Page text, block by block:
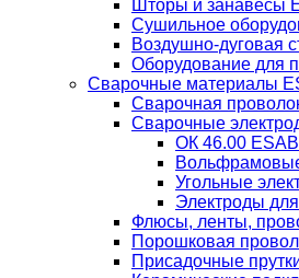
Шторы и занавесы
Сушильное
Воздушно-дуговая
Оборудование для
Сварочные материалы
Сварочная
Сварочные
ОК 46.00
Угольные
Электроды
Флюсы, ленты,
Порошковая
Присадочные